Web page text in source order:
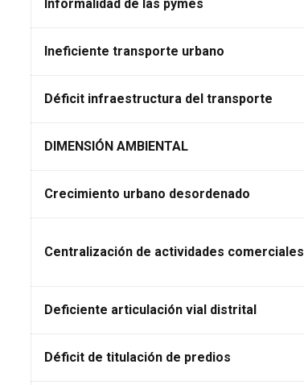
Informalidad de las pymes
Ineficiente transporte urbano
Déficit infraestructura del transporte
DIMENSIÓN AMBIENTAL
Crecimiento urbano desordenado
Centralización de actividades comerciales
Deficiente articulación vial distrital
Déficit de titulación de predios